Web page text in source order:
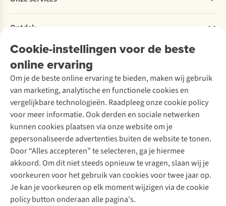
Cookie-instellingen voor de beste
online ervaring
Om je de beste online ervaring te bieden, maken wij gebruik
van marketing, analytische en functionele cookies en
vergelijkbare technologieën. Raadpleeg onze cookie policy
voor meer informatie. Ook derden en sociale netwerken
kunnen cookies plaatsen via onze website om je
gepersonaliseerde advertenties buiten de website te tonen.
Door “Alles accepteren” te selecteren, ga je hiermee
akkoord. Om dit niet steeds opnieuw te vragen, slaan wij je
voorkeuren voor het gebruik van cookies voor twee jaar op.
Je kan je voorkeuren op elk moment wijzigen via de cookie
policy button onderaan alle pagina's.
Retourneren
Bestelling herroepen
Garantie
Contact
Explore More
Verantwoord ondernemen
Over Ayacucho
Onze winkels
Over A.S.Adventure
Toegankelijkheidsverklaring
Ski-onderhoud
Wasservice
Schoenonderhoud
Schoenherstelling
Kledingherstelling
Retouches
Voor bedrijven
Ontdek
A.S.Magazine
Podcast
Explore Academy
Explore Camp
Gear Check
Inspiratie & advies
Meld je aan voor de nieuwsbrief
Follow us
Disclaimer Privacy Policy
Algemene voorwaarden